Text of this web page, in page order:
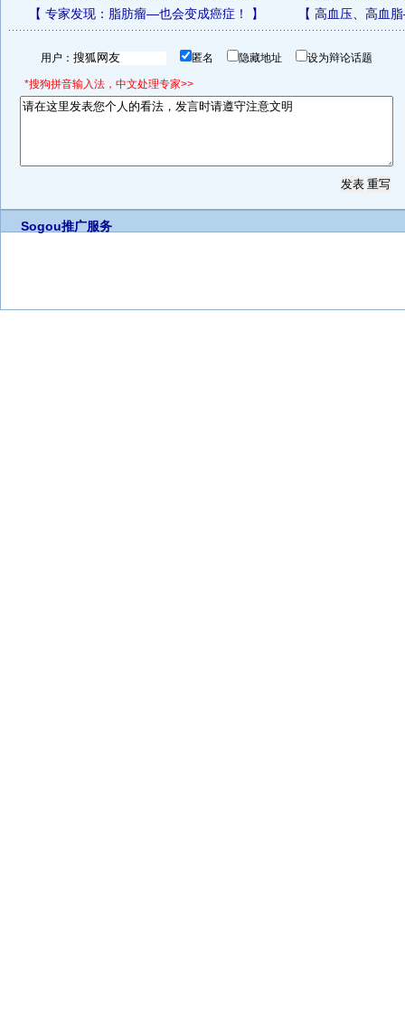
【 专家发现：脂肪瘤—也会变成癌症！ 】 【 高血压、高血
用户： 匿名 隐藏地址 设为辩论话题
*搜狗拼音输入法，中文处理专家>>
Sogou推广服务